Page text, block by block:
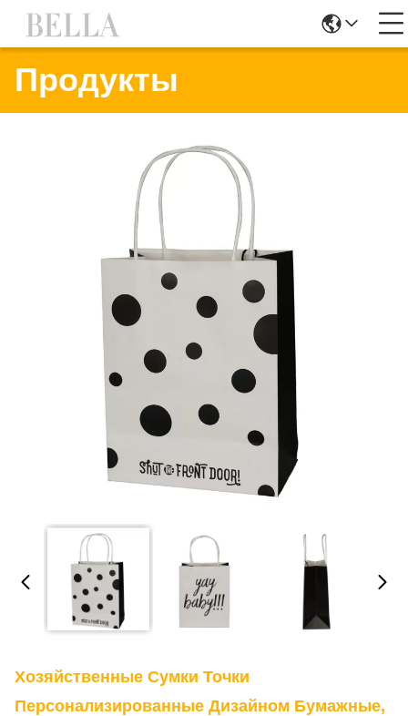
Продукты
Хозяйственные Сумки Точки
Персонализированные Дизайном Бумажные,